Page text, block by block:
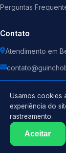
Perguntas
Contato
Atendimento em
Guincho .
Usamos cookies
experiência do
rastreamento.
Aceitar